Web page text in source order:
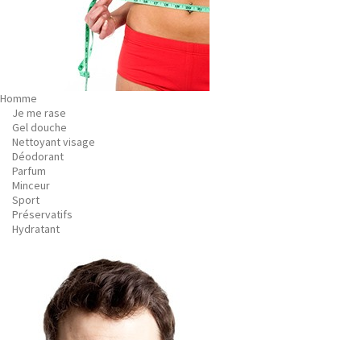
Homme
Je me rase
Gel douche
Nettoyant visage
Déodorant
Parfum
Minceur
Sport
Préservatifs
Hydratant